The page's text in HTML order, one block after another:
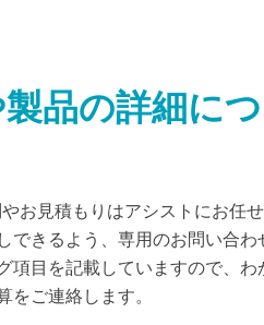
品の詳細に
お見積もりはアシストにお任
できるよう、専用のお問い合
項目を記載していますので、
をご連絡します。